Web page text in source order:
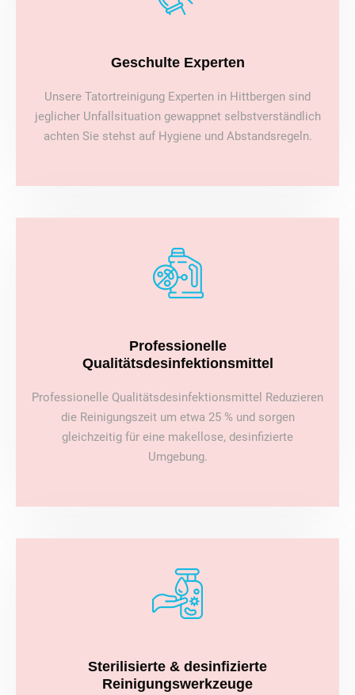
Geschulte Experten
Unsere Tatortreinigung Experten in Hittbergen sind
jeglicher Unfallsituation gewappnet selbstverständlich
achten Sie stehst auf Hygiene und Abstandsregeln.
Professionelle
Qualitätsdesinfektionsmittel
Professionelle Qualitätsdesinfektionsmittel Reduzieren
die Reinigungszeit um etwa 25 % und sorgen
gleichzeitig für eine makellose, desinfizierte
Umgebung.
Sterilisierte & desinfizierte
Reinigungswerkzeuge